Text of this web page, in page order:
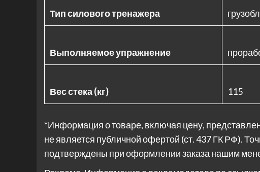
Тип силового тренажера
Выполняемое упражнение
Вес стека (кг) 115
*Информация о товаре, включая цену,
не является публичной офертой (ст. 437 ГК РФ).
подтверждены при оформлении заказа нашим